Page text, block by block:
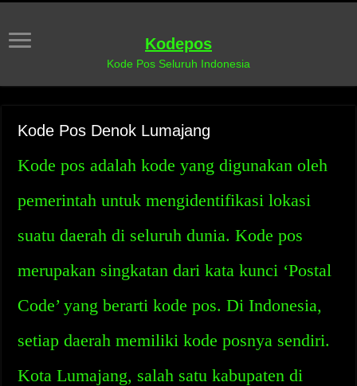
Kodepos
Kode Pos Seluruh Indonesia
Kode Pos Denok Lumajang
Kode pos adalah kode yang digunakan oleh
pemerintah untuk mengidentifikasi lokasi
suatu daerah di seluruh dunia. Kode pos
merupakan singkatan dari kata kunci ‘Postal
Code’ yang berarti kode pos. Di Indonesia,
setiap daerah memiliki kode posnya sendiri.
Kota Lumajang, salah satu kabupaten di